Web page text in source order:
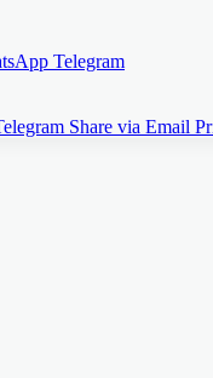
Telegram
Share via Email